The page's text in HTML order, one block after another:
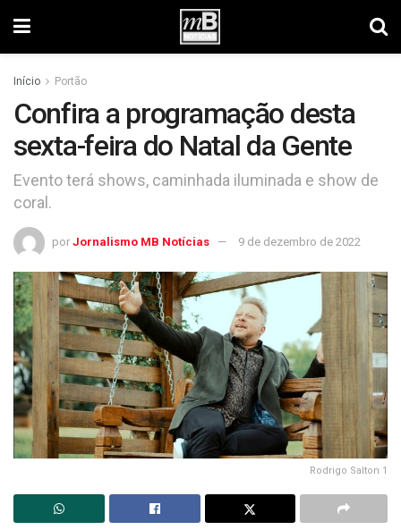
Início Portão
Confira a programação desta
sexta-feira do Natal da Gente
Evento terá shows, caminhada iluminada e show de
coral.
por Jornalismo MB Notícias 9 de dezembro de 2022
Rodrigo Salton 1